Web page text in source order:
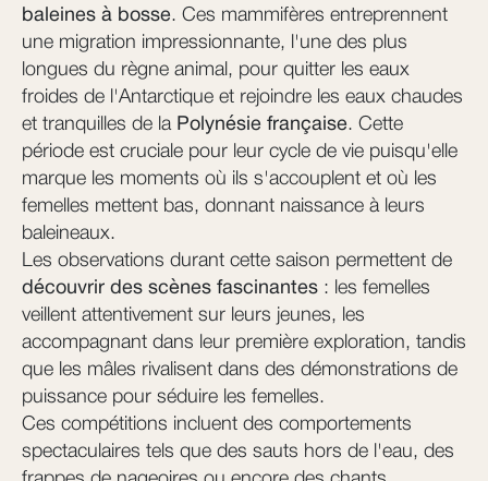
baleines à bosse. Ces mammifères entreprennent
une migration impressionnante, l'une des plus
longues du règne animal, pour quitter les eaux
froides de l'Antarctique et rejoindre les eaux chaudes
et tranquilles de la Polynésie française. Cette
période est cruciale pour leur cycle de vie puisqu'elle
marque les moments où ils s'accouplent et où les
femelles mettent bas, donnant naissance à leurs
baleineaux.
Les observations durant cette saison permettent de
découvrir des scènes fascinantes : les femelles
veillent attentivement sur leurs jeunes, les
accompagnant dans leur première exploration, tandis
que les mâles rivalisent dans des démonstrations de
puissance pour séduire les femelles.
Ces compétitions incluent des comportements
spectaculaires tels que des sauts hors de l'eau, des